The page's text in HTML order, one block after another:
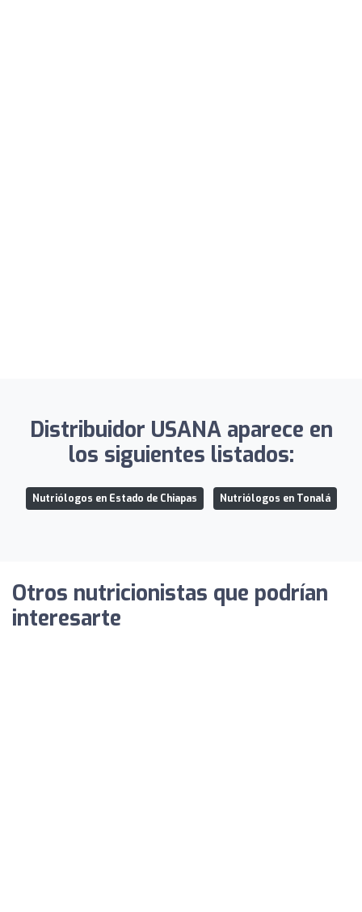
Distribuidor USANA aparece en
los siguientes listados:
Nutriólogos en Estado de Chiapas Nutriólogos en Tonalá
Otros nutricionistas que podrían
interesarte